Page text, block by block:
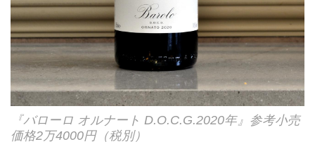
『バローロ オルナート D.O.C.G.2020年』参考小売
価格2万4000円（税別）